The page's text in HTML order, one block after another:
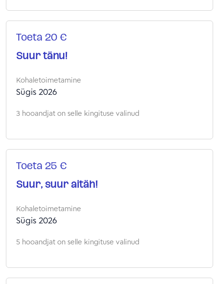
Toeta 20 €
Suur tänu!
Kohaletoimetamine
Sügis 2026
3 hooandjat on selle kingituse valinud
Toeta 25 €
Suur, suur aitäh!
Kohaletoimetamine
Sügis 2026
5 hooandjat on selle kingituse valinud